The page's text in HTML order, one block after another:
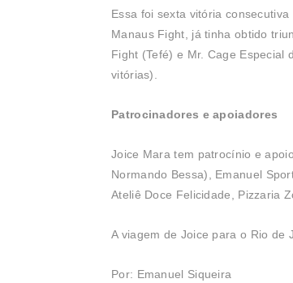
Essa foi sexta vitória
Manaus Fight, já tinha obtido
Fight (Tefé) e Mr. Cage Especial
vitórias).
Patrocinadores e apoiadores
Joice Mara tem patrocínio e
Normando Bessa), Emanuel
Ateliê Doce Felicidade, Pizzaria
A viagem de Joice para o Rio de
Por: Emanuel Siqueira